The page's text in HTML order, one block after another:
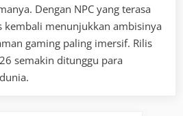
Dengan NPC yang terasa
kembali menunjukkan ambisinya
gaming paling imersif. Rilis
semakin ditunggu para